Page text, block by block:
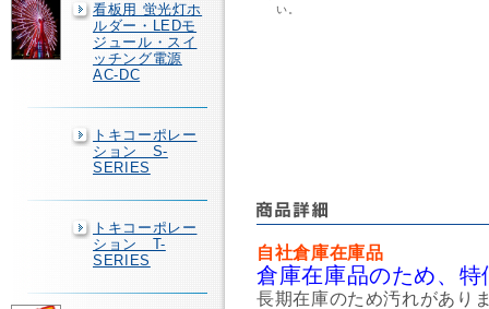
看板用 蛍光灯ホ
ルダー・LEDモ
ジュール・スイ
ッチング電源
AC-DC
トキコーポレー
ション S-
SERIES
トキコーポレー
ション T-
SERIES
い。
自社倉庫在庫品
倉庫在庫品のため、
長期在庫のため汚れがあり